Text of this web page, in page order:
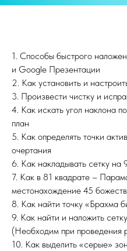
1. Способы быстрого
и Google Презентации
2. Как установить и
3. Произвести чистку и
4. Как искать угол наклона
план
5. Как определять точки
очертания
6. Как накладывать сетку на
7. Как в 81 квадрате –
местонахождение 45 божеств
8. Как найти точку «Брахма
9. Как найти и наложить
(Необходим при проведения
10. Как выделить «серые»